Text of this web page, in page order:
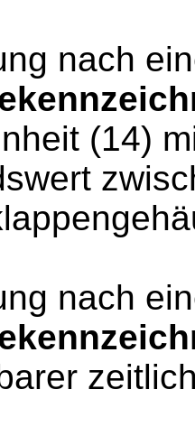
nach
(14)
nach